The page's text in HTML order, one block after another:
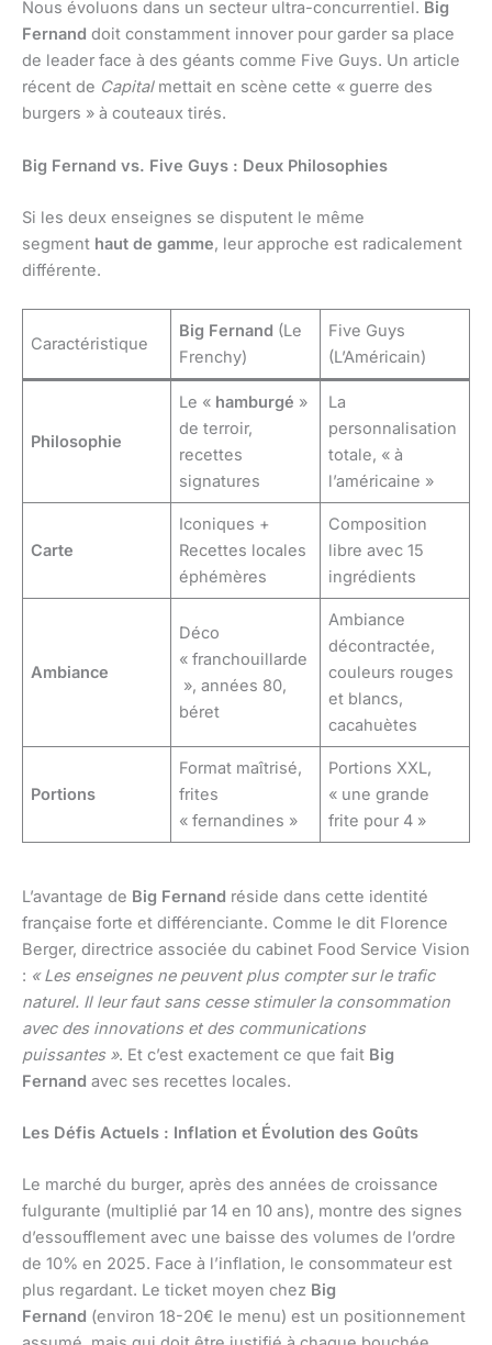
Nous évoluons dans un secteur ultra-concurrentiel. Big
Fernand doit constamment innover pour garder sa place
de leader face à des géants comme Five Guys. Un article
récent de Capitalmettait en scène cette « guerre des
burgers » à couteaux tirés.
Big Fernand vs. Five Guys : Deux Philosophies
Si les deux enseignes se disputent le même
segment haut de gamme, leur approche est radicalement
différente.
Caractéristique
Big Fernand (Le
Frenchy)
Five Guys
(L’Américain)
Philosophie
Le « hamburgé »
de terroir,
recettes
signatures
La
personnalisation
totale, « à
l’américaine »
Carte
Iconiques +
Recettes locales
éphémères
Composition
libre avec 15
ingrédients
Ambiance
Déco
« franchouillarde
», années 80,
béret
Ambiance
décontractée,
couleurs rouges
et blancs,
cacahuètes
Portions
Format maîtrisé,
frites
« fernandines »
Portions XXL,
« une grande
frite pour 4 »
L’avantage de Big Fernand réside dans cette identité
française forte et différenciante. Comme le dit Florence
Berger, directrice associée du cabinet Food Service Vision
: « Les enseignes ne peuvent plus compter sur le trafic
naturel. Il leur faut sans cesse stimuler la consommation
avec des innovations et des communications
puissantes ». Et c’est exactement ce que fait Big
Fernand avec ses recettes locales.
Les Défis Actuels : Inflation et Évolution des Goûts
Le marché du burger, après des années de croissance
fulgurante (multiplié par 14 en 10 ans), montre des signes
d’essoufflement avec une baisse des volumes de l’ordre
de 10% en 2025. Face à l’inflation, le consommateur est
plus regardant. Le ticket moyen chez Big
Fernand (environ 18-20€ le menu) est un positionnement